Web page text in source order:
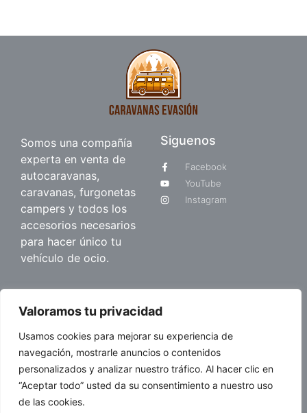
Valoramos tu privacidad
Usamos cookies para mejorar su experiencia de
navegación, mostrarle anuncios o contenidos
personalizados y analizar nuestro tráfico. Al hacer clic en
“Aceptar todo” usted da su consentimiento a nuestro uso
de las cookies.
Somos una compañía
experta en venta de
autocaravanas,
caravanas, furgonetas
campers y todos los
accesorios necesarios
para hacer único tu
vehículo de ocio.
Siguenos
Facebook
YouTube
Instagram
Blog
© 2026 Caravanas Evasión.